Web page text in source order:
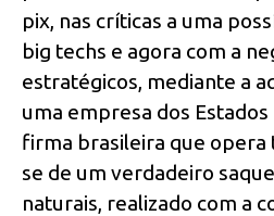
pix, nas críticas a uma
big techs e agora com a
estratégicos, mediante a
uma empresa dos Estados
firma brasileira que opera
se de um verdadeiro
naturais, realizado com a